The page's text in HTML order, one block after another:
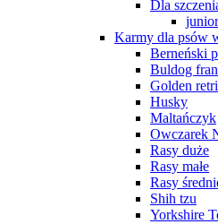
Dla
Karmy dla psów
Berneński
Buldog
Golden
Husky
Maltańczyk
Owczarek
Rasy duże
Rasy małe
Rasy
Shih tzu
Yorkshire